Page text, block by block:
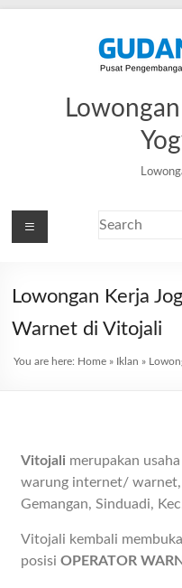
Lowongan Kerja
Warnet di Vitojali
You are here: Home» Iklan »
Vitojali merupakan
warung internet/
Gemangan, Sinduadi,
Vitojali kembali
posisiOPERATOR